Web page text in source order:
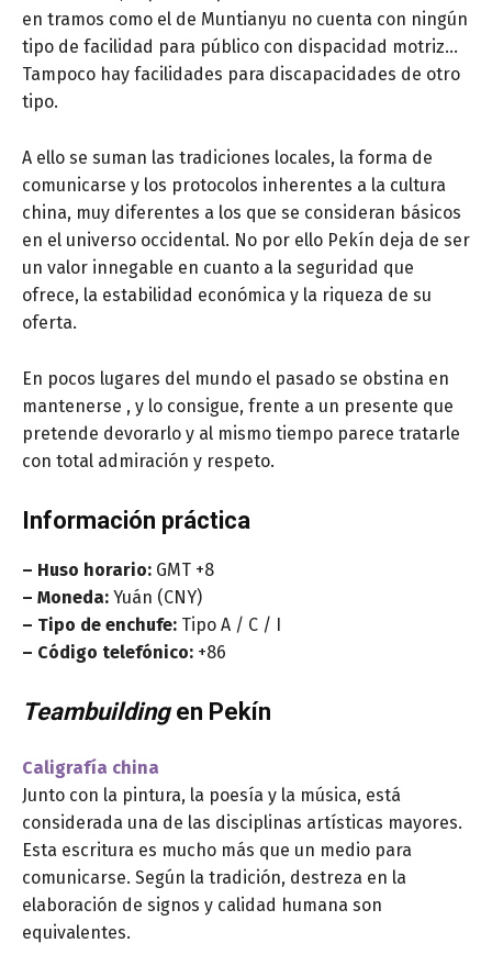
en tramos como el de Muntianyu no cuenta con ningún
tipo de facilidad para público con dispacidad motriz…
Tampoco hay facilidades para discapacidades de otro
tipo.
A ello se suman las tradiciones locales, la forma de
comunicarse y los protocolos inherentes a la cultura
china, muy diferentes a los que se consideran básicos
en el universo occidental. No por ello Pekín deja de ser
un valor innegable en cuanto a la seguridad que
ofrece, la estabilidad económica y la riqueza de su
oferta.
En pocos lugares del mundo el pasado se obstina en
mantenerse , y lo consigue, frente a un presente que
pretende devorarlo y al mismo tiempo parece tratarle
con total admiración y respeto.
Información práctica
– Huso horario: GMT +8
– Moneda: Yuán (CNY)
– Tipo de enchufe: Tipo A / C / I
– Código telefónico: +86
Teambuildingen Pekín
Caligrafía china
Junto con la pintura, la poesía y la música, está
considerada una de las disciplinas artísticas mayores.
Esta escritura es mucho más que un medio para
comunicarse. Según la tradición, destreza en la
elaboración de signos y calidad humana son
equivalentes.